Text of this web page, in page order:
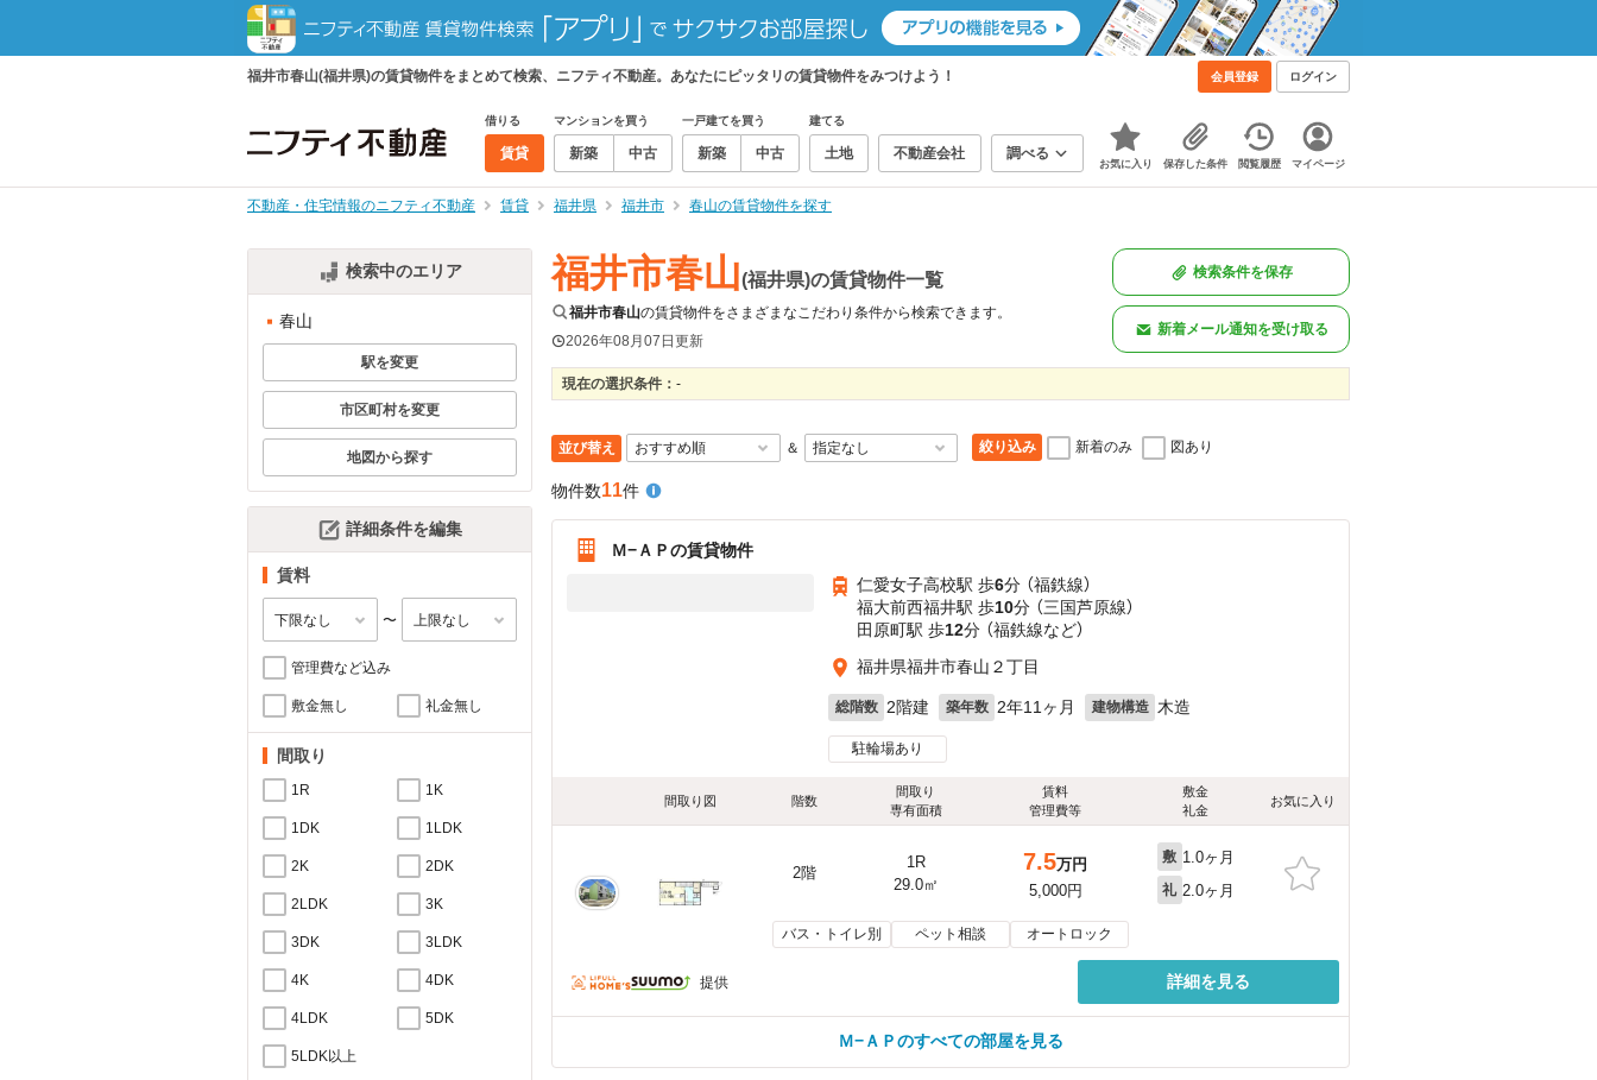
福井市春山(福井県)の賃貸物件をまとめて検索、ニフティ不動産。あなたにピッタリの賃貸物件をみつけよう！ 会員登録 ログイン
借りる
賃貸
マンションを買う
新築 中古
一戸建てを買う
新築 中古
建てる
土地 不動産会社 調べる
お気に入り 保存した条件 閲覧履歴 マイページ
不動産・住宅情報のニフティ不動産 賃貸 福井県 福井市 春山の賃貸物件を探す
検索中のエリア
春山
駅を変更
市区町村を変更
地図から探す
詳細条件を編集
賃料
〜
管理費など込み
敷金無し 礼金無し
間取り
1R 1K
1DK 1LDK
2K 2DK
2LDK 3K
3DK 3LDK
4K 4DK
4LDK 5DK
5LDK以上
福井市春山(福井県)の賃貸物件一覧
福井市春山の賃貸物件をさまざまなこだわり条件から検索できます。
2026年08月07日更新
検索条件を保存
新着メール通知を受け取る
現在の選択条件： -
並び替え ＆ 絞り込み 新着のみ 図あり
物件数11件
Ｍ−ＡＰの賃貸物件
仁愛女子高校駅 歩6分 （福鉄線）
福大前西福井駅 歩10分 （三国芦原線）
田原町駅 歩12分 （福鉄線など）
福井県福井市春山２丁目
総階数 2階建 築年数 2年11ヶ月 建物構造 木造
駐輪場あり
間取り図 階数
間取り
専有面積
賃料
管理費等
敷金
礼金
お気に入り
2階
1R
29.0㎡
7.5万円
5,000円
敷 1.0ヶ月
礼 2.0ヶ月
バス・トイレ別 ペット相談 オートロック
提供 詳細を見る
Ｍ−ＡＰのすべての部屋を見る